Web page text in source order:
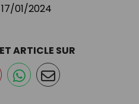
17/01/2024
ARTICLE SUR